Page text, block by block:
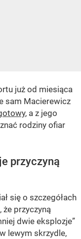
już od miesiąca
sam Macierewicz
, a z jego
rodziny ofiar
przyczyną
się o szczegółach
że przyczyną
dwie eksplozje”
lewym skrzydle,